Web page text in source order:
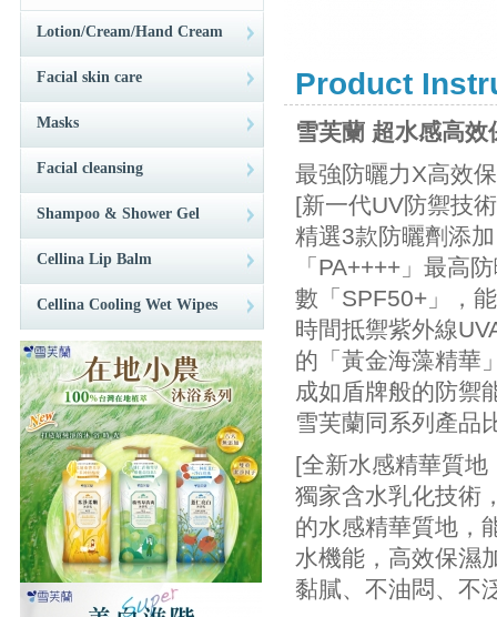
Lotion/Cream/Hand Cream
Facial skin care
Masks
Facial cleansing
Shampoo & Shower Gel
Cellina Lip Balm
Cellina Cooling Wet Wipes
Product
雪芙蘭 超水感高
最強防曬力X高效
[新一代UV防禦技
精選3款防曬劑添
「PA++++」最高
數「SPF50+」，
時間抵禦紫外線
的「黃金海藻精華
成如盾牌般的防禦
雪芙蘭同系列產品
[全新水感精華質
獨家含水乳化技術
的水感精華質地，
水機能，高效保濕
黏膩、不油悶、不